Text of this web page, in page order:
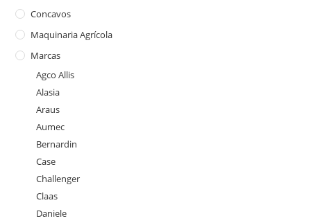
Concavos
Maquinaria Agrícola
Marcas
Agco Allis
Alasia
Araus
Aumec
Bernardin
Case
Challenger
Claas
Daniele